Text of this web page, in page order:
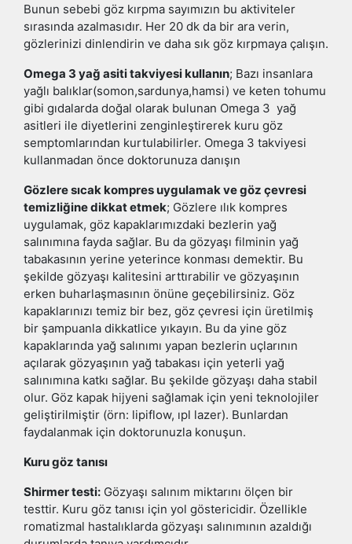
Bunun sebebi göz kırpma sayımızın bu aktiviteler
sırasında azalmasıdır. Her 20 dk da bir ara verin,
gözlerinizi dinlendirin ve daha sık göz kırpmaya çalışın.
Omega 3 yağ asiti takviyesi kullanın; Bazı insanlara
yağlı balıklar(somon,sardunya,hamsi) ve keten tohumu
gibi gıdalarda doğal olarak bulunan Omega 3 yağ
asitleri ile diyetlerini zenginleştirerek kuru göz
semptomlarından kurtulabilirler. Omega 3 takviyesi
kullanmadan önce doktorunuza danışın
Gözlere sıcak kompres uygulamak ve göz çevresi
temizliğine dikkat etmek; Gözlere ılık kompres
uygulamak, göz kapaklarımızdaki bezlerin yağ
salınımına fayda sağlar. Bu da gözyaşı filminin yağ
tabakasının yerine yeterince konması demektir. Bu
şekilde gözyaşı kalitesini arttırabilir ve gözyaşının
erken buharlaşmasının önüne geçebilirsiniz. Göz
kapaklarınızı temiz bir bez, göz çevresi için üretilmiş
bir şampuanla dikkatlice yıkayın. Bu da yine göz
kapaklarında yağ salınımı yapan bezlerin uçlarının
açılarak gözyaşının yağ tabakası için yeterli yağ
salınımına katkı sağlar. Bu şekilde gözyaşı daha stabil
olur. Göz kapak hijyeni sağlamak için yeni teknolojiler
geliştirilmiştir (örn: lipiflow, ıpl lazer). Bunlardan
faydalanmak için doktorunuzla konuşun.
Kuru göz tanısı
Shirmer testi: Gözyaşı salınım miktarını ölçen bir
testtir. Kuru göz tanısı için yol göstericidir. Özellikle
romatizmal hastalıklarda gözyaşı salınımının azaldığı